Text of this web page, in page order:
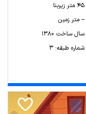
45 متر زیربنا
-- متر زمین
سال ساخت 1380
شماره طبقه: 3